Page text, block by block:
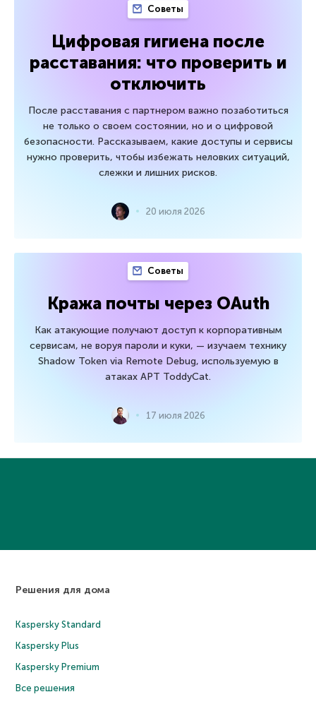
Советы
Цифровая гигиена после
расставания: что проверить и
отключить
После расставания с партнером важно позаботиться
не только о своем состоянии, но и о цифровой
безопасности. Рассказываем, какие доступы и сервисы
нужно проверить, чтобы избежать неловких ситуаций,
слежки и лишних рисков.
20 июля 2026
Советы
Кража почты через OAuth
Как атакующие получают доступ к корпоративным
сервисам, не воруя пароли и куки, — изучаем технику
Shadow Token via Remote Debug, используемую в
атаках APT ToddyCat.
17 июля 2026
Решения для дома
Kaspersky Standard
Kaspersky Plus
Kaspersky Premium
Все решения